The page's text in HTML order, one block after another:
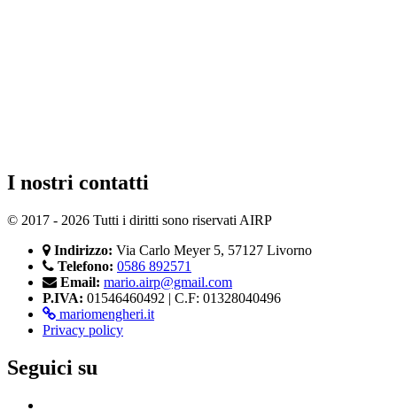
I nostri contatti
© 2017 - 2026 Tutti i diritti sono riservati AIRP
Indirizzo: Via Carlo Meyer 5, 57127 Livorno
Telefono: 0586 892571
Email: mario.airp@gmail.com
P.IVA: 01546460492 | C.F: 01328040496
mariomengheri.it
Privacy policy
Seguici su